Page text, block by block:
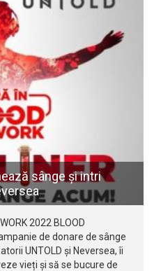
sânge și intri
2022 BLOOD
de donare de sânge
UNTOLD și Neversea, îi
vieți și să se bucure de